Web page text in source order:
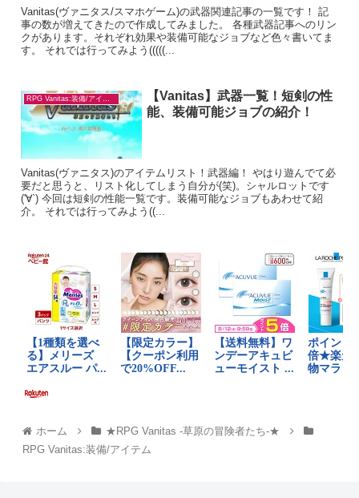
Vanitas(ヴァニタス/スマホゲーム)の武器関連記事の一覧です！ 記
事の数が増えてきたので作成してみました。 各種武器記事へのリン
クがあります。それぞれ効果や装備可能なジョブなど色々書いてま
す。 それでは行ってみよう(((((...
RPG Vanitas:装備/アイテム
【Vanitas】武器一覧！短剣の性
能、装備可能ジョブの紹介！
Vanitas(ヴァニタス)のアイテムリスト！武器編！ やはり遊んでて必
要だと思うと、リスト化してしまう自分が(笑)。シャルロットです
('∀`) 今回は短剣の性能一覧です。装備可能なジョブもあわせて紹
介。 それでは行ってみよう((...
ホーム
★RPG Vanitas -草原の冒険者たち-★
RPG Vanitas:装備/アイテム